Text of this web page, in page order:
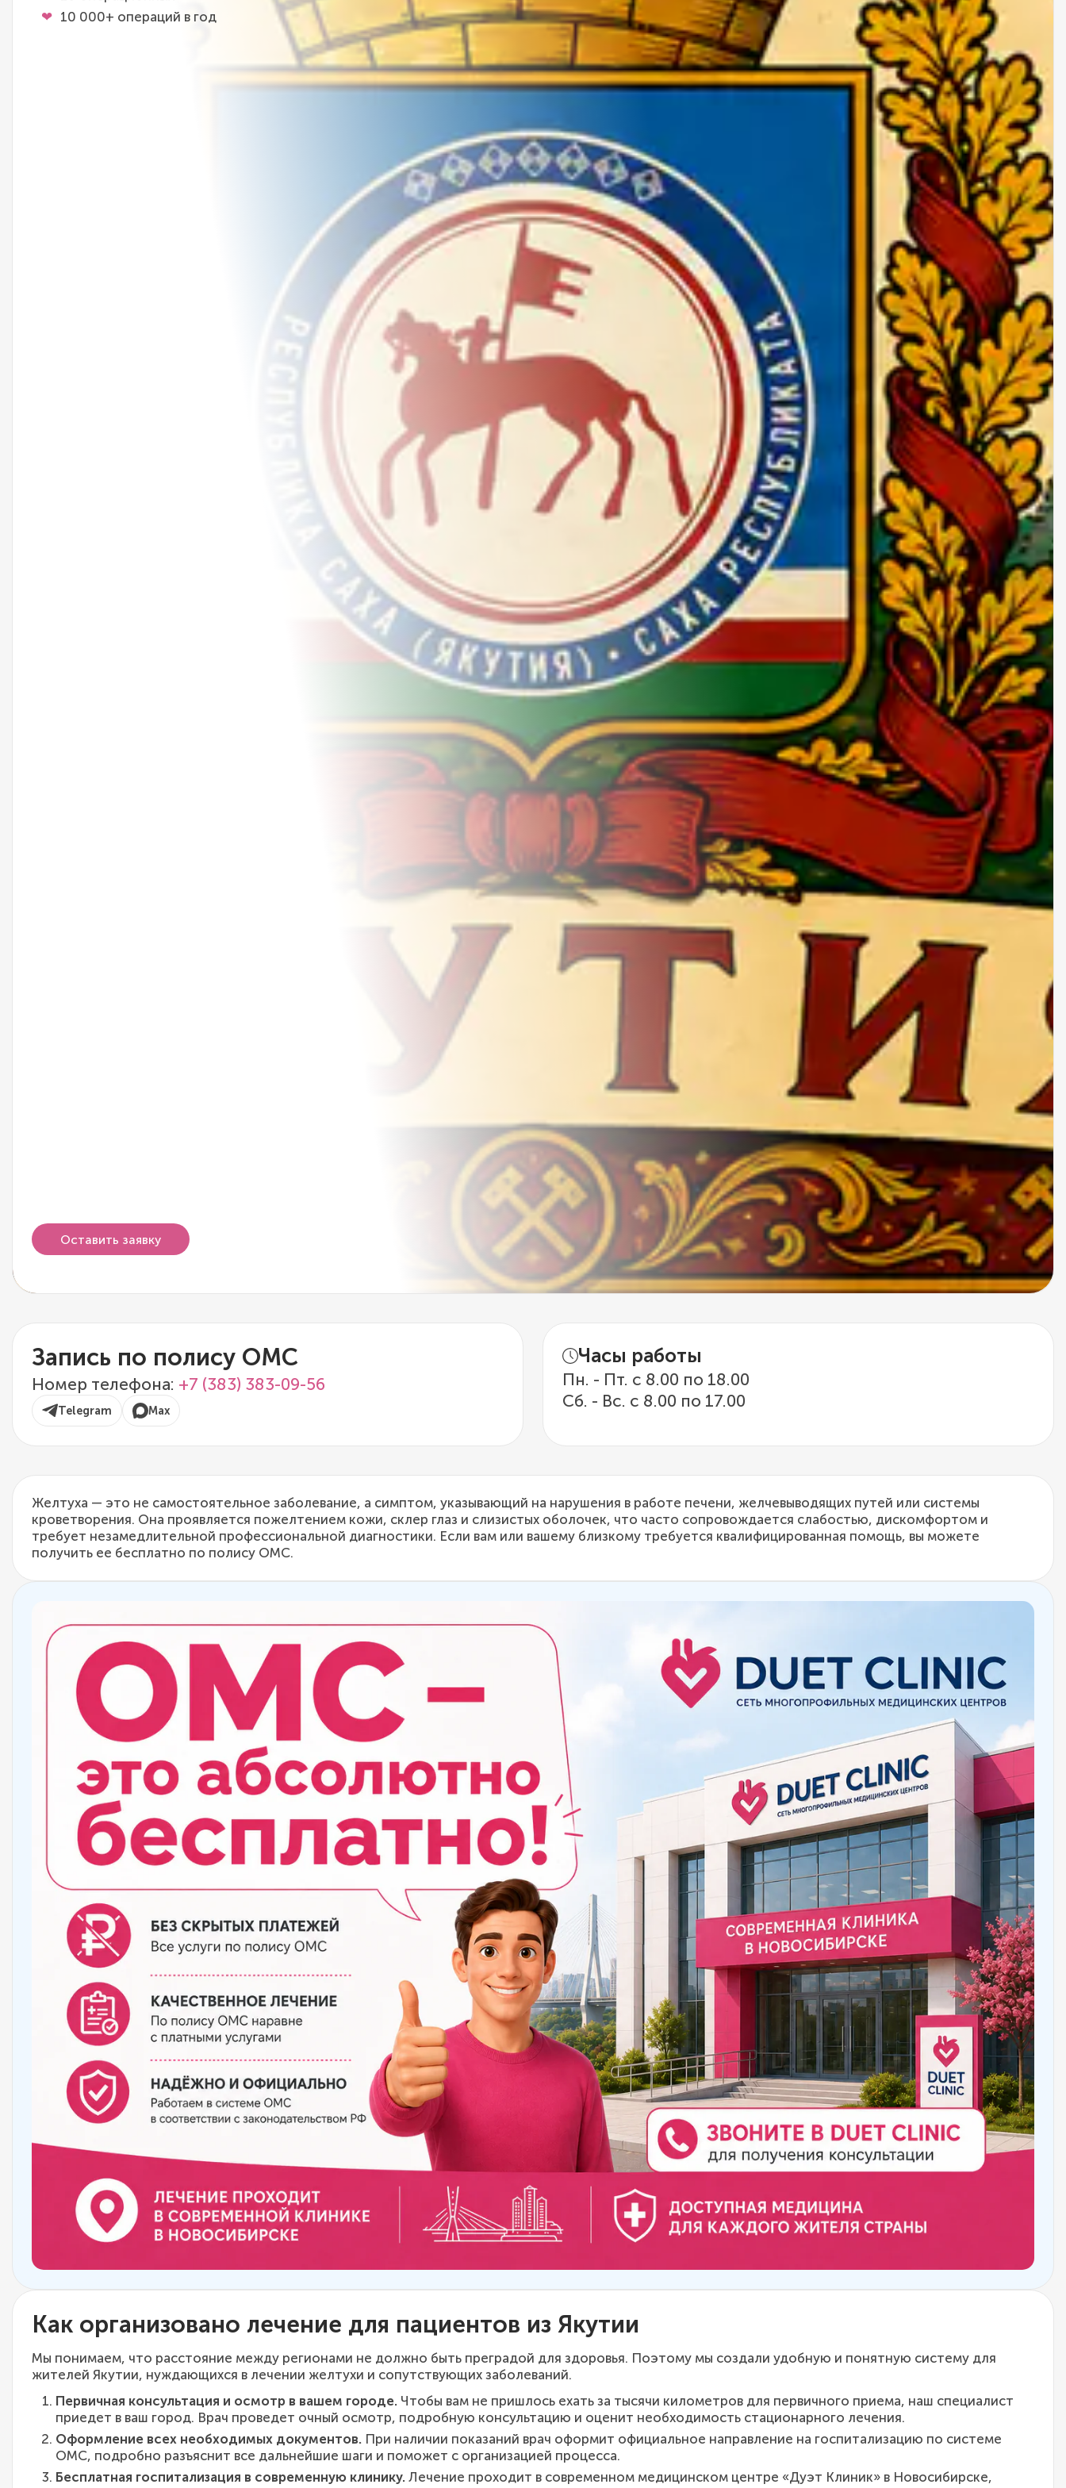
10 000+ операций в год
Оставить заявку
Запись по полису ОМС
Номер телефона: +7 (383) 383-09-56
Telegram Max
Часы работы
Пн. - Пт. с 8.00 по 18.00
Сб. - Вс. с 8.00 по 17.00
Желтуха — это не самостоятельное заболевание, а симптом, указывающий на нарушения в работе печени, желчевыводящих путей или системы
кроветворения. Она проявляется пожелтением кожи, склер глаз и слизистых оболочек, что часто сопровождается слабостью, дискомфортом и
требует незамедлительной профессиональной диагностики. Если вам или вашему близкому требуется квалифицированная помощь, вы можете
получить ее бесплатно по полису ОМС.
Как организовано лечение для пациентов из Якутии
Мы понимаем, что расстояние между регионами не должно быть преградой для здоровья. Поэтому мы создали удобную и понятную систему для
жителей Якутии, нуждающихся в лечении желтухи и сопутствующих заболеваний.
Первичная консультация и осмотр в вашем городе. Чтобы вам не пришлось ехать за тысячи километров для первичного приема, наш специалист
приедет в ваш город. Врач проведет очный осмотр, подробную консультацию и оценит необходимость стационарного лечения.
Оформление всех необходимых документов. При наличии показаний врач оформит официальное направление на госпитализацию по системе
ОМС, подробно разъяснит все дальнейшие шаги и поможет с организацией процесса.
Бесплатная госпитализация в современную клинику. Лечение проходит в современном медицинском центре «Дуэт Клиник» в Новосибирске,